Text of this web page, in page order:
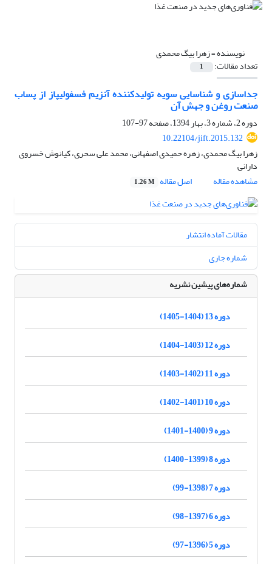
نویسنده =زهرا بیگ محمدی
تعداد مقالات: 1
جداسازی و شناسایی سویه تولیدکننده آنزیم فسفولیپاز از پساب
صنعت روغن و جهش‌ آن
دوره 2، شماره 3، بهار 1394، صفحه
97-107
10.22104/jift.2015.132
زهرا بیگ محمدی، زهره حمیدی اصفهانی، محمد علی سحری، کیانوش خسروی
دارانی
مشاهده مقاله
اصل مقاله 1.26 M
مقالات آماده انتشار
شماره جاری
شماره‌های پیشین نشریه
دوره 13 (1404-1405)
دوره 12 (1403-1404)
دوره 11 (1402-1403)
دوره 10 (1401-1402)
دوره 9 (1400-1401)
دوره 8 (1399-1400)
دوره 7 (1398-99)
دوره 6 (1397-98)
دوره 5 (1396-97)